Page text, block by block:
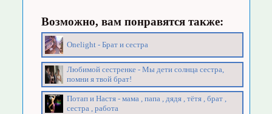
Возможно, вам понравятся также:
Onelight - Брат и сестра
Любимой сестренке - Мы дети солнца сестра,
помни я твой брат!
Потап и Настя - мама , папа , дядя , тётя , брат ,
сестра , работа